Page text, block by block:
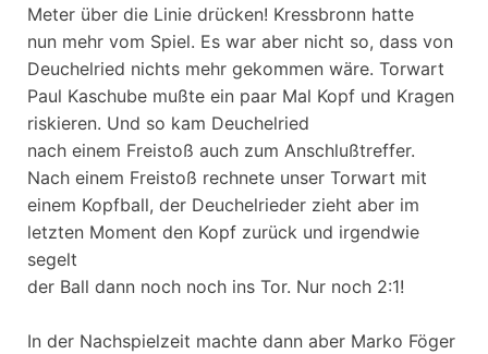
Meter über die Linie drücken! Kressbronn hatte
nun mehr vom Spiel. Es war aber nicht so, dass von
Deuchelried nichts mehr gekommen wäre. Torwart
Paul Kaschube mußte ein paar Mal Kopf und Kragen
riskieren. Und so kam Deuchelried
nach einem Freistoß auch zum Anschlußtreffer.
Nach einem Freistoß rechnete unser Torwart mit
einem Kopfball, der Deuchelrieder zieht aber im
letzten Moment den Kopf zurück und irgendwie
segelt
der Ball dann noch noch ins Tor. Nur noch 2:1!
In der Nachspielzeit machte dann aber Marko Föger